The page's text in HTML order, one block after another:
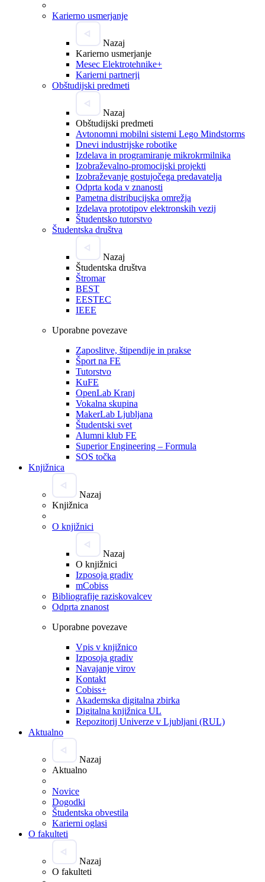
Karierno usmerjanje
Nazaj
Karierno usmerjanje
Mesec Elektrotehnike+
Karierni partnerji
Obštudijski predmeti
Nazaj
Obštudijski predmeti
Avtonomni mobilni sistemi Lego Mindstorms
Dnevi industrijske robotike
Izdelava in programiranje mikrokrmilnika
Izobraževalno-promocijski projekti
Izobraževanje gostujočega predavatelja
Odprta koda v znanosti
Pametna distribucijska omrežja
Izdelava prototipov elektronskih vezij
Študentsko tutorstvo
Študentska društva
Nazaj
Študentska društva
Štromar
BEST
EESTEC
IEEE
Uporabne povezave
Zaposlitve, štipendije in prakse
Šport na FE
Tutorstvo
KuFE
OpenLab Kranj
Vokalna skupina
MakerLab Ljubljana
Študentski svet
Alumni klub FE
Superior Engineering – Formula
SOS točka
Knjižnica
Nazaj
Knjižnica
O knjižnici
Nazaj
O knjižnici
Izposoja gradiv
mCobiss
Bibliografije raziskovalcev
Odprta znanost
Uporabne povezave
Vpis v knjižnico
Izposoja gradiv
Navajanje virov
Kontakt
Cobiss+
Akademska digitalna zbirka
Digitalna knjižnica UL
Repozitorij Univerze v Ljubljani (RUL)
Aktualno
Nazaj
Aktualno
Novice
Dogodki
Študentska obvestila
Karierni oglasi
O fakulteti
Nazaj
O fakulteti